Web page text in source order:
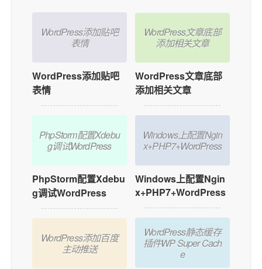
WordPress添加贴吧
表情
WordPress添加贴吧
表情
PhpStorm配置Xdebu
g调试WordPress
PhpStorm配置Xdebu
g调试WordPress
WordPress添加百度
主动推送
WordPress文章底部
添加相关文章
WordPress文章底部
添加相关文章
Windows上配置Ngin
x+PHP7+WordPress
Windows上配置Ngin
x+PHP7+WordPress
WordPress静态缓存
插件WP Super Cach
e